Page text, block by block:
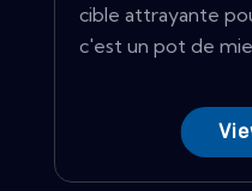
cible attrayante
c'est un pot de